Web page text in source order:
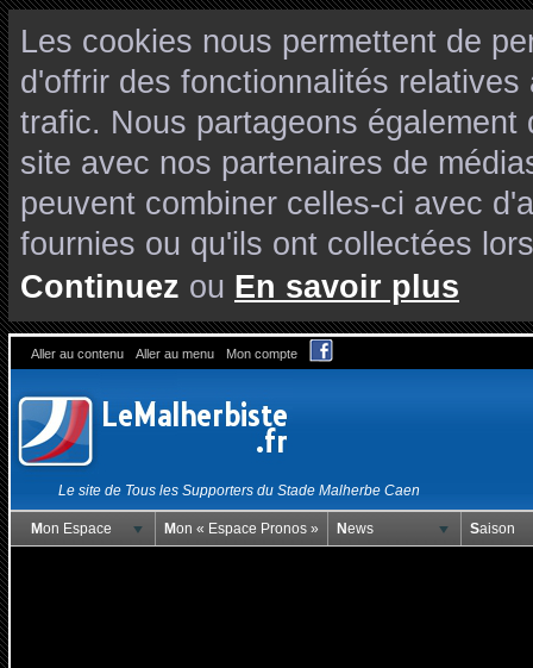
Les cookies nous permettent de
d'offrir des fonctionnalités
trafic. Nous partageons
site avec nos partenaires de
peuvent combiner celles-ci avec
fournies ou qu'ils ont collectées
Continuez ou En savoir plus
Aller au contenu Aller au menu Mon compte
Le site de Tous les Supporters du Stade Malherbe Caen
Mon Espace Mon « Espace Pronos » News Saison